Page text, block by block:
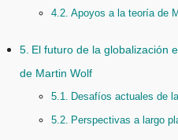
Apoyos a la teoría de
El futuro de la globalización
de Martin Wolf
Desafíos actuales de
Perspectivas a largo